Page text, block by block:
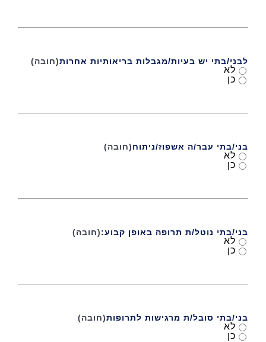
לבני/בתי יש בעיות/מגבלות בריאותיות אחרות(חובה)
לא
כן
בני/בתי עבר/ה אשפוז/ניתוח(חובה)
לא
כן
בני/בתי נוטל/ת תרופה באופן קבוע:(חובה)
לא
כן
בני/בתי סובל/ת מרגישות לתרופות(חובה)
לא
כן